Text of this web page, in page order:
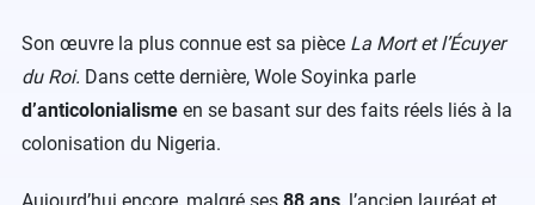
Son œuvre la plus connue est sa pièce La Mort et l’Écuyer
du Roi. Dans cette dernière, Wole Soyinka parle
d’anticolonialisme en se basant sur des faits réels liés à la
colonisation du Nigeria.